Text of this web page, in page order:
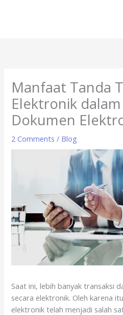
Manfaat Tanda
Elektronik
Dokumen
2 Comments / Blog
Saat ini, lebih banyak transaksi
secara elektronik. Oleh karena
elektronik telah menjadi salah